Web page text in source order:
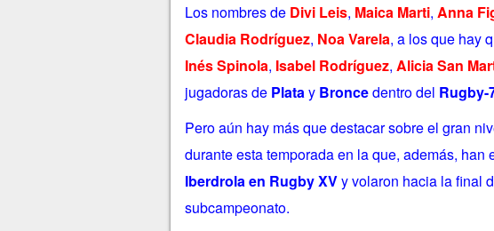
Los nombres de Divi Leis, Maica Marti, Anna
Claudia Rodríguez, Noa Varela, a los que hay
Inés Spinola, Isabel Rodríguez, Alicia San
jugadoras de Platay Broncedentro del Rugby-
Pero aún hay más que destacar sobre el gran
durante esta temporada en la que, además,
Iberdrola en Rugby XVy volaron hacia la final
subcampeonato.